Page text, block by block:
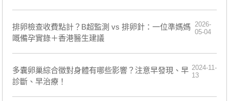
排卵檢查收費點計？B超監測 vs 排卵針：一位準媽媽
嘅備孕實錄＋香港醫生建議
2026-
05-04
多囊卵巢綜合徵對身體有哪些影響？注意早發現、早
診斷、早治療！
2024-11-
13